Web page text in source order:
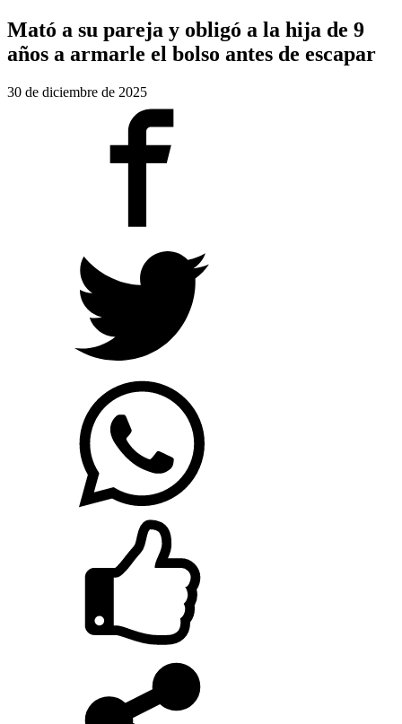
Mató a su pareja y obligó a la hija de 9
años a armarle el bolso antes de escapar
30 de diciembre de 2025